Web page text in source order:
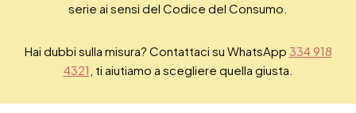
serie ai sensi del Codice del Consumo.
Hai dubbi sulla misura? Contattaci su WhatsApp 334 918
4321 , ti aiutiamo a scegliere quella giusta.